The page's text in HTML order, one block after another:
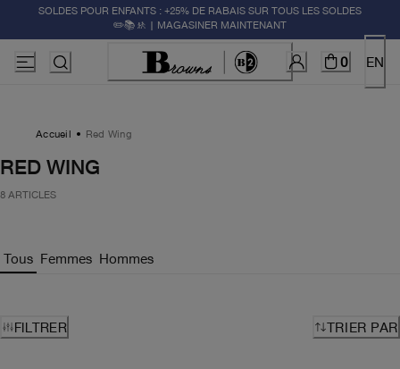
SOLDES POUR ENFANTS : +25% DE RABAIS SUR TOUS LES SOLDES
✏️📚🚸 | MAGASINER MAINTENANT
0 EN
Accueil Red Wing
RED WING
8 ARTICLES
Tous Femmes Hommes
FILTRER TRIER PAR